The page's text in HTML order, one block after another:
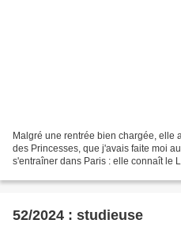
Malgré une rentrée bien chargée, elle
des Princesses, que j'avais faite moi
s'entraîner dans Paris : elle connaît le
52/2024 : studieuse